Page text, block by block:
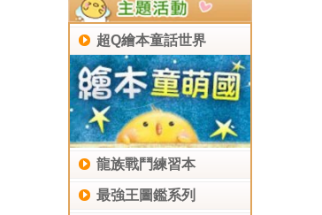
超Q繪本童話世界
龍族戰鬥練習本
最強王圖鑑系列